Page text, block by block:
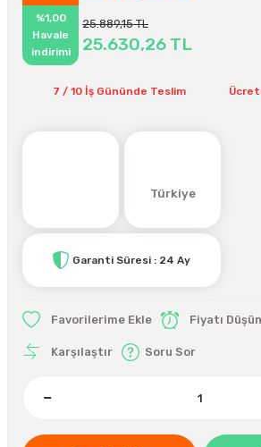
%1,00
Havale
indirimi
25.889,15 TL
25.630,26 TL
7 / 10 İş Gününde Teslim
Türkiye
Garanti Süresi : 24 Ay
Fiyatı
Karşılaştır Soru Sor